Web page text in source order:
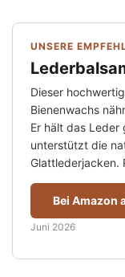
UNSERE
Dieser
Bienenwachs
Er hält das
unterstützt die
Glattlederjacken.
Bei Amazon
Juni 2026